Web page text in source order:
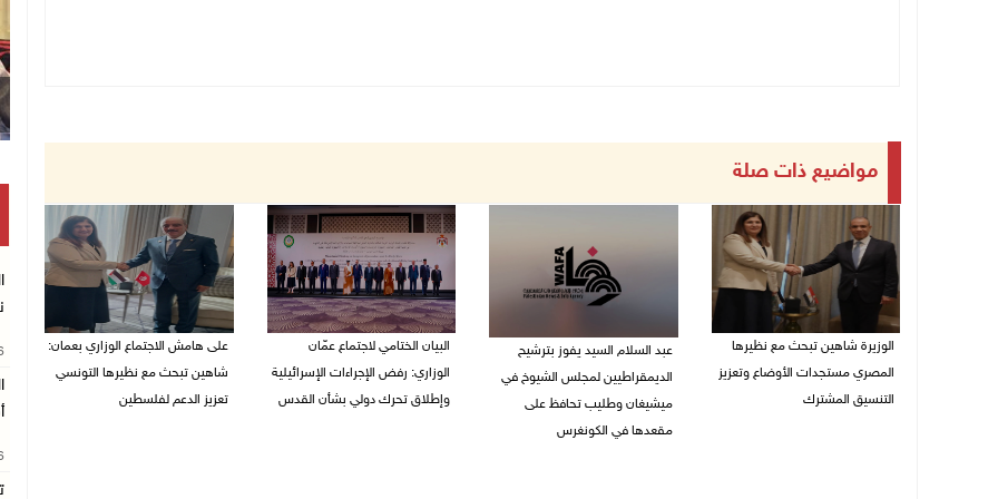
مواضيع ذات صلة
الوزيرة شاهين تبحث مع نظيرها
المصري مستجدات الأوضاع وتعزيز
التنسيق المشترك
عبد السلام السيد يفوز بترشيح
الديمقراطيين لمجلس الشيوخ في
ميشيغان وطليب تحافظ على
مقعدها في الكونغرس
البيان الختامي لاجتماع عمّان
الوزاري: رفض الإجراءات الإسرائيلية
وإطلاق تحرك دولي بشأن القدس
على هامش الاجتماع الوزاري بعمان:
شاهين تبحث مع نظيرها التونسي
تعزيز الدعم لفلسطين